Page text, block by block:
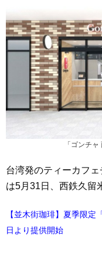
「ゴンチ
台湾発のティーカフェ
は5月31日、西鉄久留
【並木街珈琲】夏季限
日より提供開始